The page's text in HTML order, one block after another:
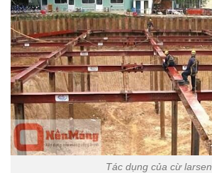
Tác dụng của cừ larsen